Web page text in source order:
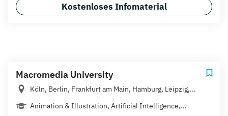
Kostenloses Infomaterial
Macromedia University
Köln, Berlin, Frankfurt am Main, Hamburg, Leipzig,...
Animation & Illustration, Artificial Intelligence,...